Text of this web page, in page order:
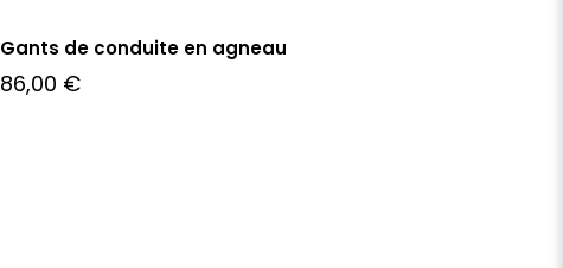
Gants de conduite en agneau
86,00 €